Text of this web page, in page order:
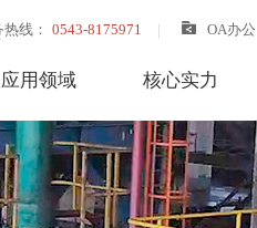
线： 0543-8175971 OA办公
应用领域 核心实力